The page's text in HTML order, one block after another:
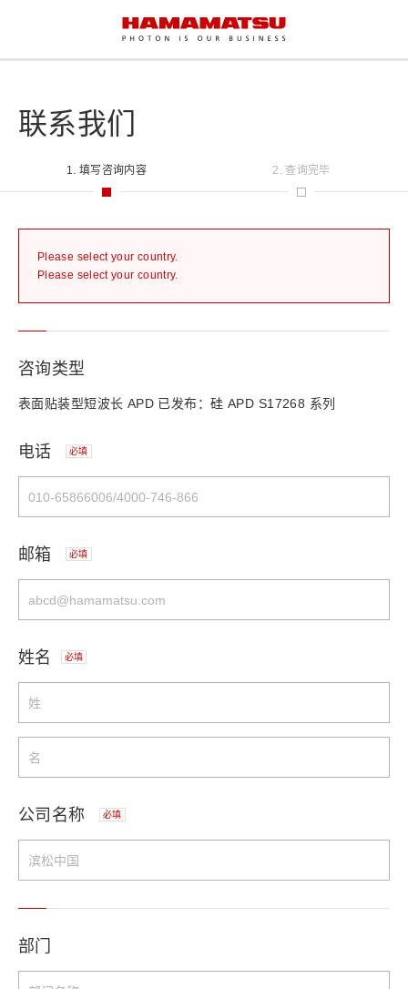
联系我们
1. 填写咨询内容 2. 查询完毕
Please select your country.
Please select your country.
咨询类型
表面贴装型短波长 APD 已发布：硅 APD S17268 系列
电话 必填
邮箱 必填
姓名 必填
公司名称 必填
部门